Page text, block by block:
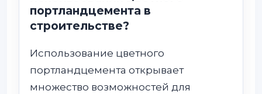
портландцемента в
строительстве?
Использование цветного
портландцемента открывает
множество возможностей для